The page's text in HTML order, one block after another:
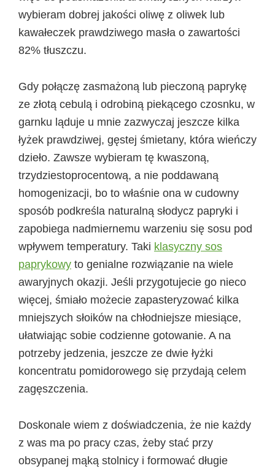
wybieram dobrej jakości oliwę z oliwek lub
kawałeczek prawdziwego masła o zawartości
82% tłuszczu.
Gdy połączę zasmażoną lub pieczoną paprykę
ze złotą cebulą i odrobiną piekącego czosnku, w
garnku ląduje u mnie zazwyczaj jeszcze kilka
łyżek prawdziwej, gęstej śmietany, która wieńczy
dzieło. Zawsze wybieram tę kwaszoną,
trzydziestoprocentową, a nie poddawaną
homogenizacji, bo to właśnie ona w cudowny
sposób podkreśla naturalną słodycz papryki i
zapobiega nadmiernemu warzeniu się sosu pod
wpływem temperatury. Taki klasyczny sos
paprykowy to genialne rozwiązanie na wiele
awaryjnych okazji. Jeśli przygotujecie go nieco
więcej, śmiało możecie zapasteryzować kilka
mniejszych słoików na chłodniejsze miesiące,
ułatwiając sobie codzienne gotowanie. A na
potrzeby jedzenia, jeszcze ze dwie łyżki
koncentratu pomidorowego się przydają celem
zagęszczenia.
Doskonale wiem z doświadczenia, że nie każdy
z was ma po pracy czas, żeby stać przy
obsypanej mąką stolnicy i formować długie